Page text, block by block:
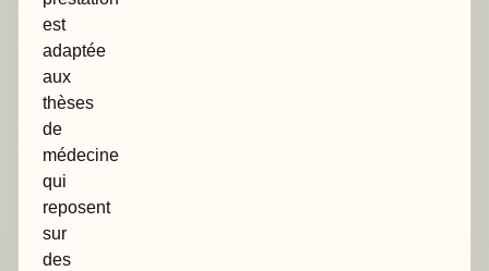
est
adaptée
aux
thèses
de
médecine
qui
reposent
sur
des